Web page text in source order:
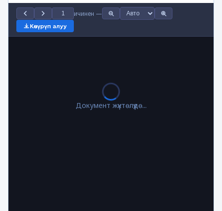
ичинен —
Көчүрүп алуу
Документ жүктөлүүдө...